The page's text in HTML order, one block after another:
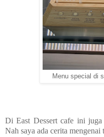
Menu special di
Di East Dessert cafe ini juga
Nah saya ada cerita mengenai